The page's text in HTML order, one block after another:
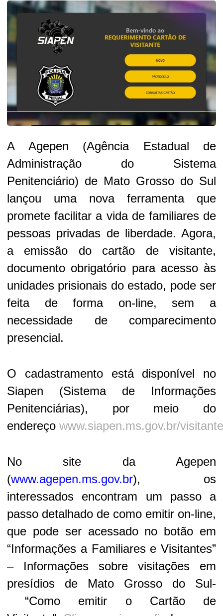
A Agepen (Agência Estadual de
Administração do Sistema
Penitenciário) de Mato Grosso do Sul
lançou uma nova ferramenta que
promete facilitar a vida de familiares de
pessoas privadas de liberdade. Agora,
a emissão do cartão de visitante,
documento obrigatório para acesso às
unidades prisionais do estado, pode ser
feita de forma on-line, sem a
necessidade de comparecimento
presencial.
O cadastramento está disponível no
Siapen (Sistema de Informações
Penitenciárias), por meio do
endereço www.siapen.ms.gov.br/visitante
No site da Agepen
(www.agepen.ms.gov.br), os
interessados encontram um passo a
passo detalhado de como emitir on-line,
que pode ser acessado no botão em
“Informações a Familiares e Visitantes”
– Informações sobre visitações em
presídios de Mato Grosso do Sul-
“Como emitir o Cartão de